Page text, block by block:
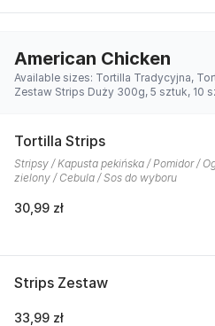
American Chicken
Available sizes: Tortilla Tradycyjna,
Zestaw Strips Duży 300g, 5 sztuk, 10
Tortilla Strips
Stripsy / Kapusta pekińska / Pomidor /
zielony / Cebula / Sos do wyboru
30,99 zł
Strips Zestaw
33,99 zł